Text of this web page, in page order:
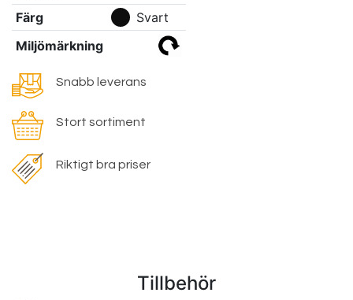
Färg
Svart
Miljömärkning
Snabb leverans
Stort sortiment
Riktigt bra priser
Tillbehör